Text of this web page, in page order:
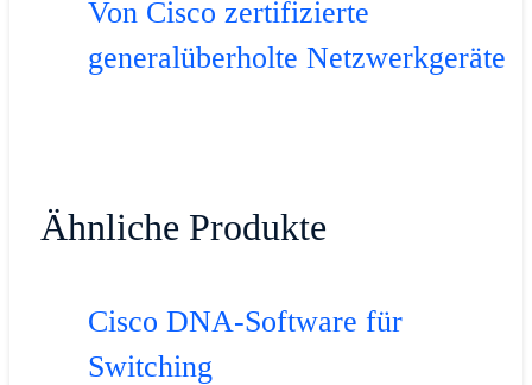
Von Cisco zertifizierte
generalüberholte Netzwerkgeräte
Ähnliche Produkte
Cisco DNA-Software für
Switching